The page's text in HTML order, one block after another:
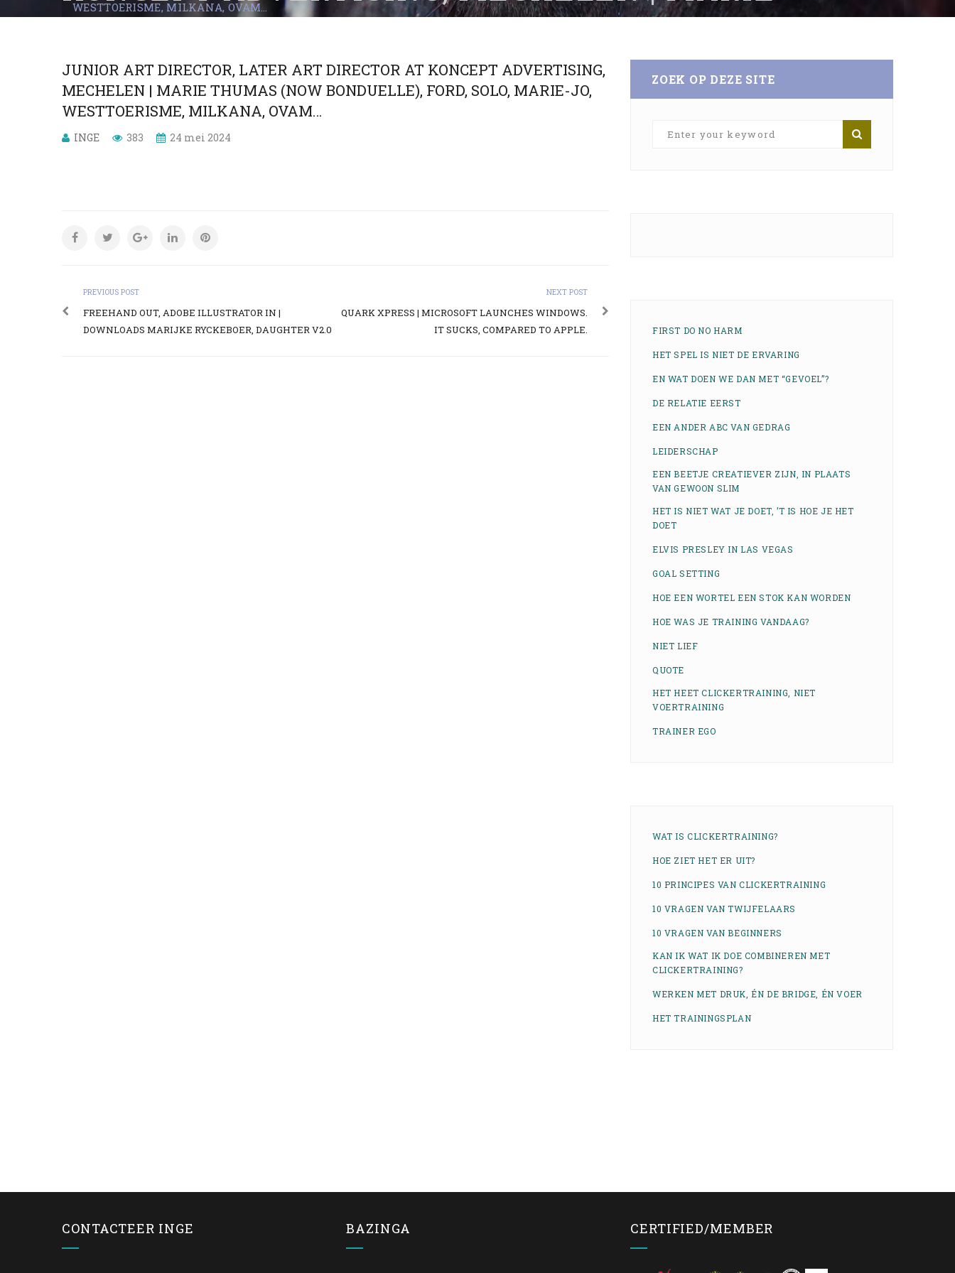
THUMAS (NOW BONDUELLE), FORD, SOLO, MARIE-JO,
WESTTOERISME, MILKANA, OVAM…
WESTTOERISME, MILKANA, OVAM…
JUNIOR ART DIRECTOR, LATER ART DIRECTOR AT KONCEPT ADVERTISING,
MECHELEN | MARIE THUMAS (NOW BONDUELLE), FORD, SOLO, MARIE-JO,
WESTTOERISME, MILKANA, OVAM…
INGE 383 24 mei 2024
PREVIOUS POST
FREEHAND OUT, ADOBE ILLUSTRATOR IN |
DOWNLOADS MARIJKE RYCKEBOER, DAUGHTER V2.0
NEXT POST
QUARK XPRESS | MICROSOFT LAUNCHES WINDOWS.
IT SUCKS, COMPARED TO APPLE.
ZOEK OP DEZE SITE
FIRST DO NO HARM
HET SPEL IS NIET DE ERVARING
EN WAT DOEN WE DAN MET “GEVOEL”?
DE RELATIE EERST
EEN ANDER ABC VAN GEDRAG
LEIDERSCHAP
EEN BEETJE CREATIEVER ZIJN, IN PLAATS
VAN GEWOON SLIM
HET IS NIET WAT JE DOET, ’T IS HOE JE HET
DOET
ELVIS PRESLEY IN LAS VEGAS
GOAL SETTING
HOE EEN WORTEL EEN STOK KAN WORDEN
HOE WAS JE TRAINING VANDAAG?
NIET LIEF
QUOTE
HET HEET CLICKERTRAINING, NIET
VOERTRAINING
TRAINER EGO
WAT IS CLICKERTRAINING?
HOE ZIET HET ER UIT?
10 PRINCIPES VAN CLICKERTRAINING
10 VRAGEN VAN TWIJFELAARS
10 VRAGEN VAN BEGINNERS
KAN IK WAT IK DOE COMBINEREN MET
CLICKERTRAINING?
WERKEN MET DRUK, ÉN DE BRIDGE, ÉN VOER
HET TRAININGSPLAN
CONTACTEER INGE BAZINGA CERTIFIED/MEMBER